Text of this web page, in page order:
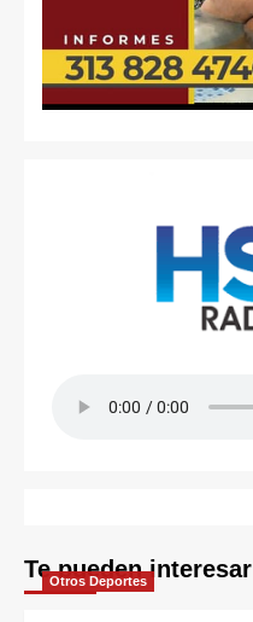
Te pueden interesar
Otros Deportes